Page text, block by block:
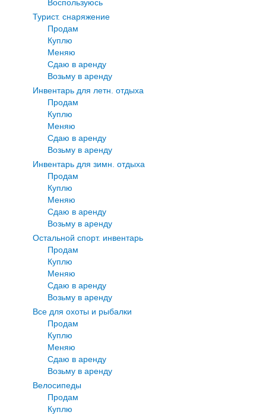
Воспользуюсь
Турист. снаряжение
Продам
Куплю
Меняю
Сдаю в аренду
Возьму в аренду
Инвентарь для летн. отдыха
Продам
Куплю
Меняю
Сдаю в аренду
Возьму в аренду
Инвентарь для зимн. отдыха
Продам
Куплю
Меняю
Сдаю в аренду
Возьму в аренду
Остальной спорт. инвентарь
Продам
Куплю
Меняю
Сдаю в аренду
Возьму в аренду
Все для охоты и рыбалки
Продам
Куплю
Меняю
Сдаю в аренду
Возьму в аренду
Велосипеды
Продам
Куплю